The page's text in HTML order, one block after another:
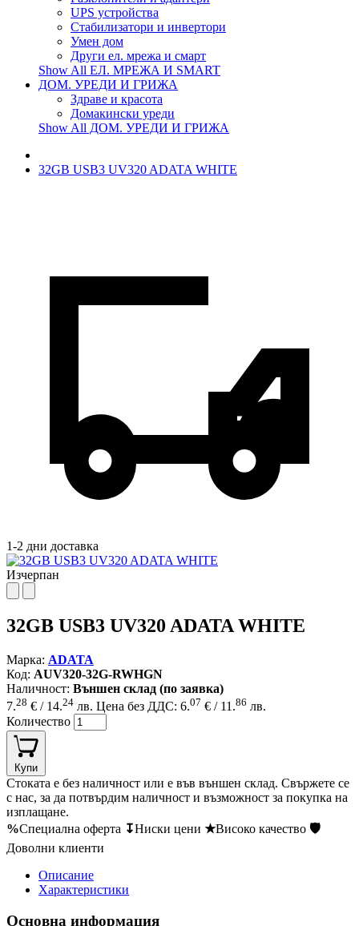
UPS устройства
Стабилизатори и инвертори
Умен дом
Други ел. мрежа и смарт
Show All ЕЛ. МРЕЖА И SMART
ДОМ. УРЕДИ И ГРИЖА
Здраве и красота
Домакински уреди
Show All ДОМ. УРЕДИ И ГРИЖА
32GB USB3 UV320 ADATA WHITE
1-2 дни доставка
Изчерпан
32GB USB3 UV320 ADATA WHITE
Марка: ADATA
Код: AUV320-32G-RWHGN
Наличност: Външен склад (по заявка)
7.28 € / 14.24 лв. Цена без ДДС: 6.07 € / 11.86 лв.
Количество
Купи
Стоката е без наличност или е във външен склад. Свържете се
с нас, за да потвърдим наличност и възможност за покупка на
изплащане.
%Специална оферта ↧Ниски цени ★Високо качество 🛡
Доволни клиенти
Описание
Характеристики
Основна информация